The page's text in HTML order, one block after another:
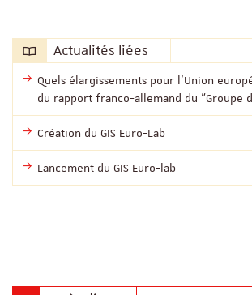
Actualités liées
Quels élargissements pour l'Union
du rapport franco-allemand du "Groupe
Création du GIS Euro-Lab
Lancement du GIS Euro-lab